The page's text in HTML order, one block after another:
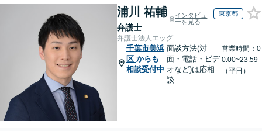
浦川 祐輔
弁護士
インタビュ
ーを見る
東京都
弁護士法人エッグ
千葉市美浜
区 からも
相談受付中
面談方法(対
面・電話・ビデ
オなど)は応相
談
営業時間：0
0:00~23:59
（平日）